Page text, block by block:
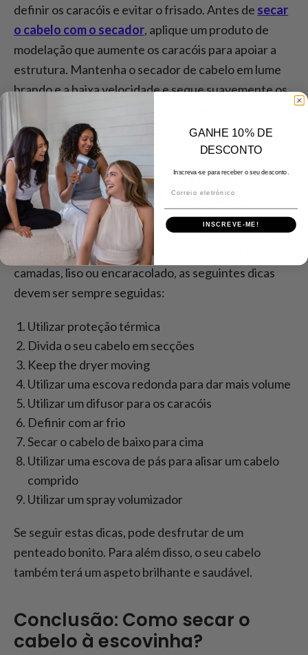
definir os caracóis e evitar o frisado. Antes de secar
o cabelo com o secador, aplique um produto de
modelação que aumente os caracóis para apoiar a
estrutura. Mantenha o secador de cabelo em lume
brando e a baixa velocidade e seque suavemente os
caracóis. Tenha cuidado para não pentear os
caracóis para manter a sua forma.
Como secar um carrapito:
Dicas para secar um Bob
Ao secar um bob com o secador, há algumas dicas
importantes a ter em conta. Quer tenha um bob em
camadas, liso ou encaracolado, as seguintes dicas
devem ser sempre seguidas:
Utilizar proteção térmica
Divida o seu cabelo em secções
Keep the dryer moving
Utilizar uma escova redonda para dar mais volume
Utilizar um difusor para os caracóis
Definir com ar frio
Secar o cabelo de baixo para cima
Utilizar uma escova de pás para alisar um cabelo
comprido
Utilizar um spray volumizador
Se seguir estas dicas, pode desfrutar de um
penteado bonito. Para além disso, o seu cabelo
também terá um aspeto brilhante e saudável.
Conclusão: Como secar o
cabelo à escovinha?
GANHE 10% DE
DESCONTO
Inscreva-se para receber o seu desconto.
INSCREVE-ME!